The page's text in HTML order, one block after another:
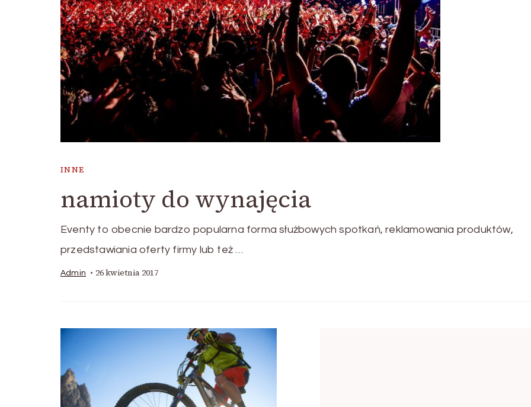
INNE
namioty do wynajęcia
Eventy to obecnie bardzo popularna forma służbowych spotkań, reklamowania produktów,
przedstawiania oferty firmy lub też …
Admin 26 kwietnia 2017